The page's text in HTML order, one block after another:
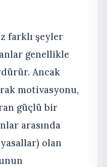
farklı şeyler
genellikle
Ancak
motivasyonu,
güçlü bir
arasında
olan